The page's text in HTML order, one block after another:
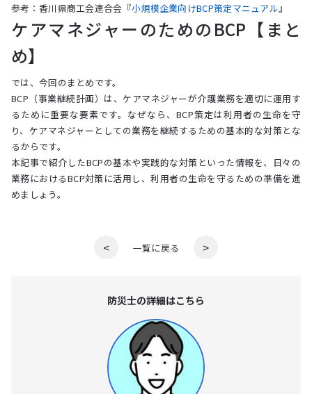
参考：香川県商工会連合会『小規模企業向けBCP策定マニュアル』
ケアマネジャーのためのBCP【まと
め】
では、今回のまとめです。
BCP（事業継続計画）は、ケアマネジャーが介護業務を適切に運用す
るために重要な要素です。なぜなら、BCP策定は利用者の生命を守
り、ケアマネジャーとしての業務を継続するための基本的な対策とな
るからです。
本記事で紹介したBCPの基本や実践的な対策といった情報を、日々の
業務におけるBCP対策に活用し、利用者の生命を守るための準備を進
めましょう。
< 一覧に戻る >
防災⼠の詳細はこちら